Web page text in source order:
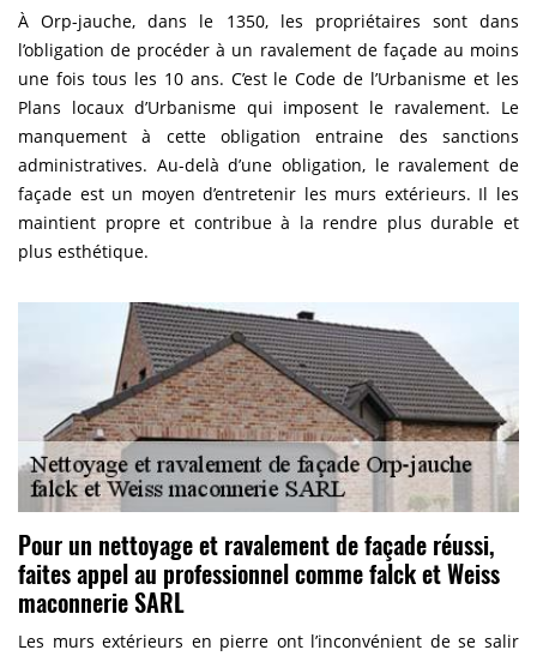
À Orp-jauche, dans le 1350, les propriétaires sont dans
l’obligation de procéder à un ravalement de façade au moins
une fois tous les 10 ans. C’est le Code de l’Urbanisme et les
Plans locaux d’Urbanisme qui imposent le ravalement. Le
manquement à cette obligation entraine des sanctions
administratives. Au-delà d’une obligation, le ravalement de
façade est un moyen d’entretenir les murs extérieurs. Il les
maintient propre et contribue à la rendre plus durable et
plus esthétique.
Pour un nettoyage et ravalement de façade réussi,
faites appel au professionnel comme falck et Weiss
maconnerie SARL
Les murs extérieurs en pierre ont l’inconvénient de se salir